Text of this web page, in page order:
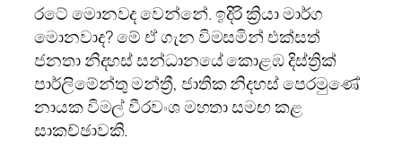
රටේ මොනවද වෙන්නේ. ඉදිරි ක්‍රියා මාර්ග
මොනවාද? මේ ඒ ගැන විමසමින් එක්සත්
ජනතා නිදහස් සන්ධානයේ කොළඹ දිස්ත්‍රික්
පාර්ලිමේන්තු මන්ත්‍රී, ජාතික නිදහස් පෙරමුණේ
නායක විමල් වීරවංශ මහතා සමඟ කළ
සාකච්ඡාවකි.